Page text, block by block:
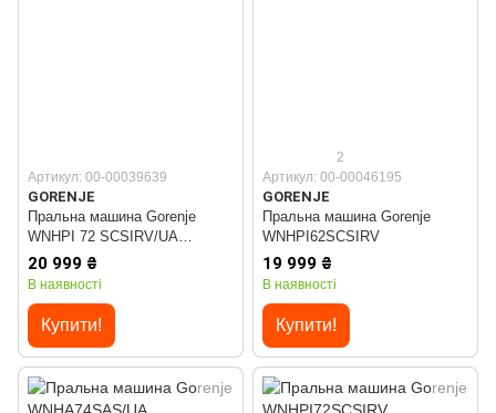
Артикул: 00-00039639
GORENJE
Пральна машина Gorenje
WNHPI 72 SCSIRV/UA
(WFLP7012)
20 999 ₴
В наявності
Купити!
2
Артикул: 00-00046195
GORENJE
Пральна машина Gorenje
WNHPI62SCSIRV
19 999 ₴
В наявності
Купити!